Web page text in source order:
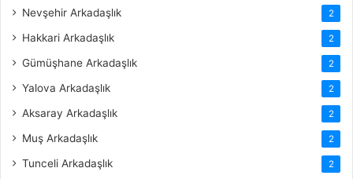
Nevşehir Arkadaşlık 2
Hakkari Arkadaşlık 2
Gümüşhane Arkadaşlık 2
Yalova Arkadaşlık 2
Aksaray Arkadaşlık 2
Muş Arkadaşlık 2
Tunceli Arkadaşlık 2